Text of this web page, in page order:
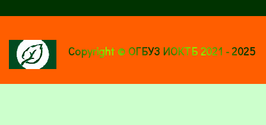
Copyright © ОГБУЗ ИОКТБ 2021 - 2025